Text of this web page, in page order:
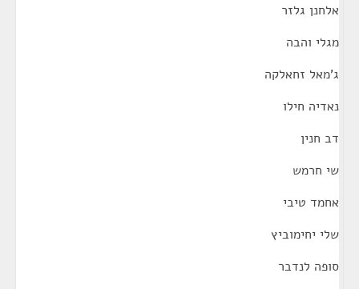
אלחנן גלזר
מגלי והבה
ג'מאל זחאלקה
נאדיה חילו
דב חנין
שי חרמש
אחמד טיבי
שלי יחימוביץ
סופה לנדבר